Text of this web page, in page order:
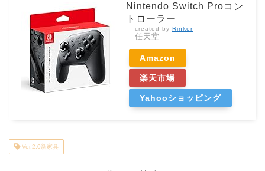
Nintendo Switch Proコン
トローラー
created by Rinker
任天堂
Amazon
楽天市場
Yahooショッピング
Ver.2.0新家具